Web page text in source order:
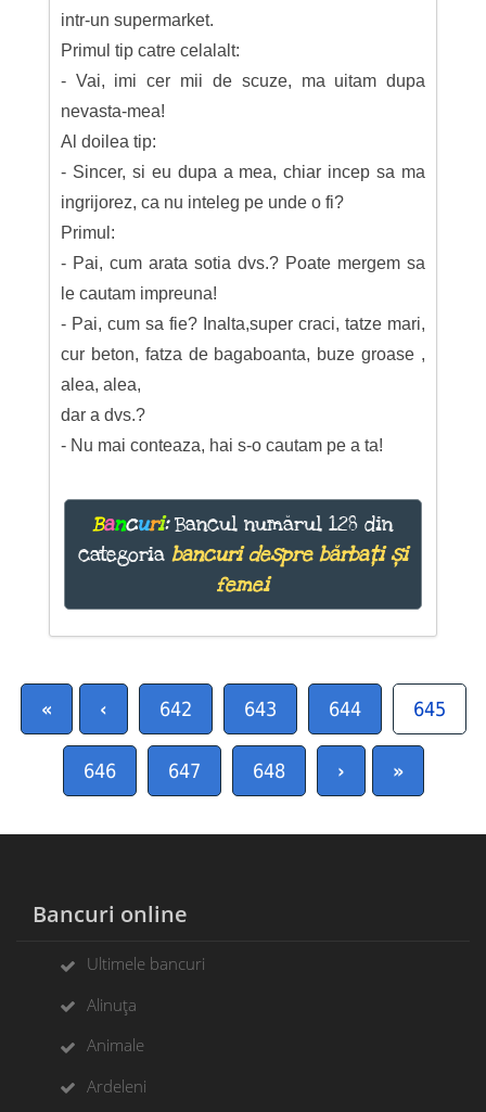
intr-un supermarket.
Primul tip catre celalalt:
- Vai, imi cer mii de scuze, ma uitam dupa
nevasta-mea!
Al doilea tip:
- Sincer, si eu dupa a mea, chiar incep sa ma
ingrijorez, ca nu inteleg pe unde o fi?
Primul:
- Pai, cum arata sotia dvs.? Poate mergem sa
le cautam impreuna!
- Pai, cum sa fie? Inalta,super craci, tatze mari,
cur beton, fatza de bagaboanta, buze groase ,
alea, alea,
dar a dvs.?
- Nu mai conteaza, hai s-o cautam pe a ta!
Bancuri:Bancul numărul 128 din
categoria bancuri despre bărbați și
femei
« ‹ 642 643 644 645
646 647 648 › »
Bancuri online
Ultimele bancuri
Alinuța
Animale
Ardeleni